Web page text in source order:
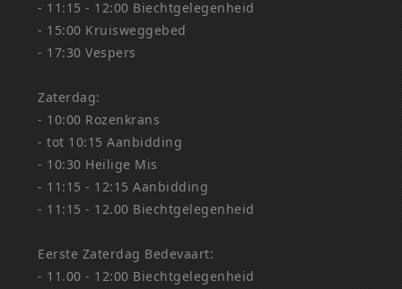
- 11:15 - 12:00 Biechtgelegenheid
- 15:00 Kruisweggebed
- 17:30 Vespers
Zaterdag:
- 10:00 Rozenkrans
- tot 10:15 Aanbidding
- 10:30 Heilige Mis
- 11:15 - 12:15 Aanbidding
- 11:15 - 12.00 Biechtgelegenheid
Eerste Zaterdag Bedevaart:
- 11.00 - 12:00 Biechtgelegenheid